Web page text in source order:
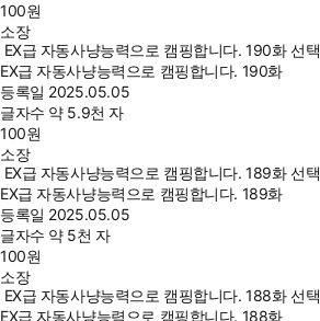
100원
소장
EX급 자동사냥능력으로 캠핑합니다. 190화 선택
EX급 자동사냥능력으로 캠핑합니다. 190화
등록일 2025.05.05
글자수 약 5.9천 자
100원
소장
EX급 자동사냥능력으로 캠핑합니다. 189화 선택
EX급 자동사냥능력으로 캠핑합니다. 189화
등록일 2025.05.05
글자수 약 5천 자
100원
소장
EX급 자동사냥능력으로 캠핑합니다. 188화 선택
EX급 자동사냥능력으로 캠핑합니다. 188화